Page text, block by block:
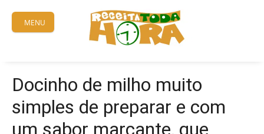
content
MENU
Docinho de milho muito
simples de preparar e com
um sabor marcante, que